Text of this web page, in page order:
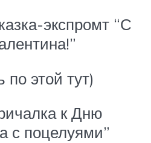
экспромт “С
по этой тут)
к Дню
с поцелуями”